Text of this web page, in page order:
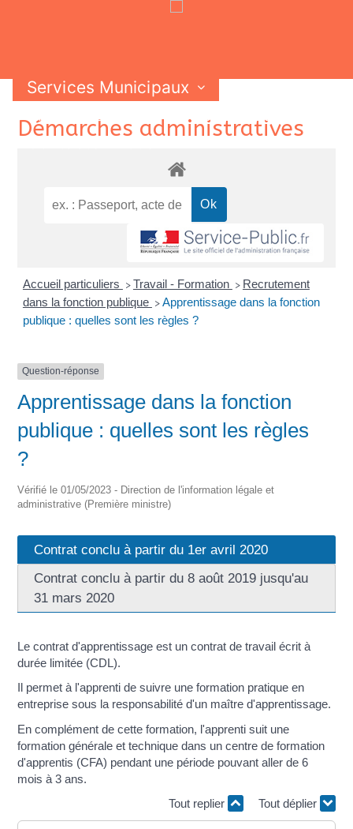
Services Municipaux
Vie Municipale
Vie Pratique
Contactez-nous
SkipDémarches administratives
Accueil particuliers > Travail - Formation > Recrutement
dans la fonction publique > Apprentissage dans la fonction
publique : quelles sont les règles ?
Question-réponse
Apprentissage dans la fonction
publique : quelles sont les règles
?
Vérifié le 01/05/2023 - Direction de l'information légale et
administrative (Première ministre)
Contrat conclu à partir du 1er avril 2020
Contrat conclu à partir du 8 août 2019 jusqu'au
31 mars 2020
Le contrat d'apprentissage est un contrat de travail écrit à
durée limitée (CDL).
Il permet à l'apprenti de suivre une formation pratique en
entreprise sous la responsabilité d'un maître d'apprentissage.
En complément de cette formation, l'apprenti suit une
formation générale et technique dans un centre de formation
d'apprentis (CFA) pendant une période pouvant aller de 6
mois à 3 ans.
Tout replier
Tout déplier